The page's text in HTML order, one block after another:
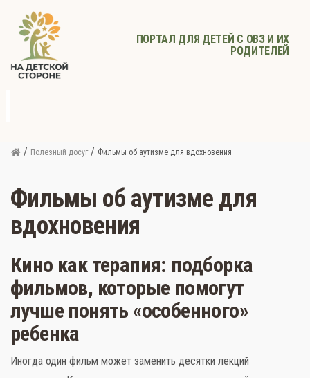
ПОРТАЛ ДЛЯ ДЕТЕЙ С ОВЗ И ИХ
РОДИТЕЛЕЙ
/ Полезный досуг/ Фильмы об аутизме для вдохновения
Фильмы об аутизме для
вдохновения
Кино как терапия: подборка
фильмов, которые помогут
лучше понять «особенного»
ребенка
Иногда один фильм может заменить десятки лекций